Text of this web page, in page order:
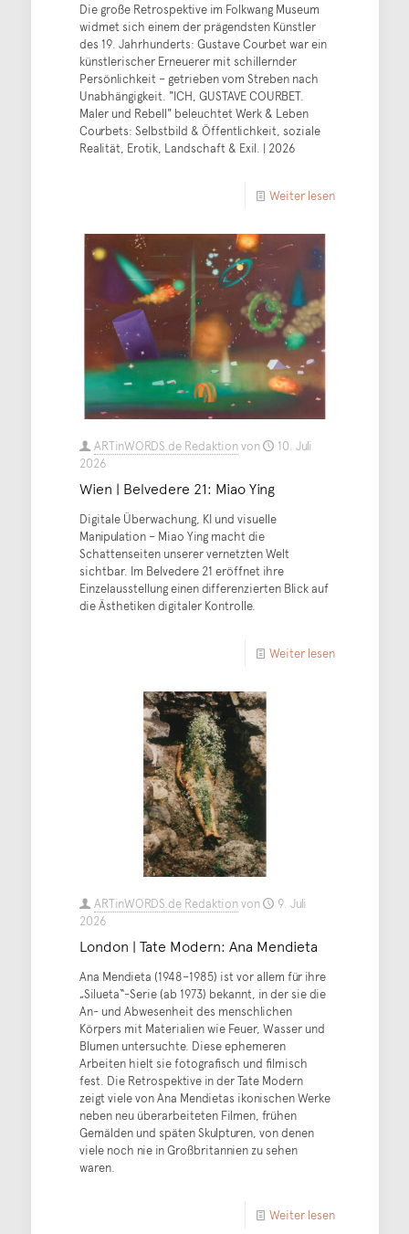
Die große Retrospektive im Folkwang Museum
widmet sich einem der prägendsten Künstler
des 19. Jahrhunderts: Gustave Courbet war ein
künstlerischer Erneuerer mit schillernder
Persönlichkeit – getrieben vom Streben nach
Unabhängigkeit. "ICH, GUSTAVE COURBET.
Maler und Rebell" beleuchtet Werk & Leben
Courbets: Selbstbild & Öffentlichkeit, soziale
Realität, Erotik, Landschaft & Exil. | 2026
Weiter lesen
ARTinWORDS.de Redaktionvon
10. Juli
2026
Wien | Belvedere 21: Miao Ying
Digitale Überwachung, KI und visuelle
Manipulation – Miao Ying macht die
Schattenseiten unserer vernetzten Welt
sichtbar. Im Belvedere 21 eröffnet ihre
Einzelausstellung einen differenzierten Blick auf
die Ästhetiken digitaler Kontrolle.
Weiter lesen
ARTinWORDS.de Redaktionvon
9. Juli
2026
London | Tate Modern: Ana Mendieta
Ana Mendieta (1948–1985) ist vor allem für ihre
„Silueta“-Serie (ab 1973) bekannt, in der sie die
An- und Abwesenheit des menschlichen
Körpers mit Materialien wie Feuer, Wasser und
Blumen untersuchte. Diese ephemeren
Arbeiten hielt sie fotografisch und filmisch
fest. Die Retrospektive in der Tate Modern
zeigt viele von Ana Mendietas ikonischen Werke
neben neu überarbeiteten Filmen, frühen
Gemälden und späten Skulpturen, von denen
viele noch nie in Großbritannien zu sehen
waren.
Weiter lesen